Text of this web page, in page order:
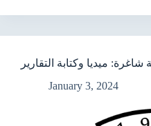
:
ميديا وكتابة التقارير
January 3, 2024